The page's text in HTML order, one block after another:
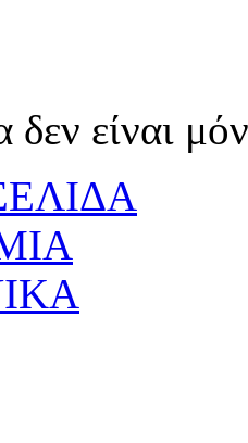
δεν είναι